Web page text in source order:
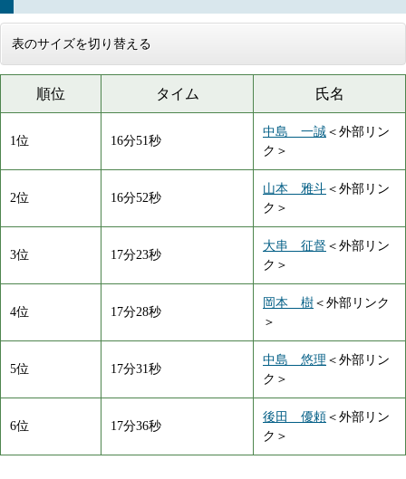
表のサイズを切り替える
順位 タイム 氏名
1位 16分51秒
中島 一誠 ＜外部リン
ク＞
2位 16分52秒
山本 雅斗 ＜外部リン
ク＞
3位 17分23秒
大串 征督 ＜外部リン
ク＞
4位 17分28秒
岡本 樹 ＜外部リンク
＞
5位 17分31秒
中島 悠理 ＜外部リン
ク＞
6位 17分36秒
後田 優頼 ＜外部リン
ク＞